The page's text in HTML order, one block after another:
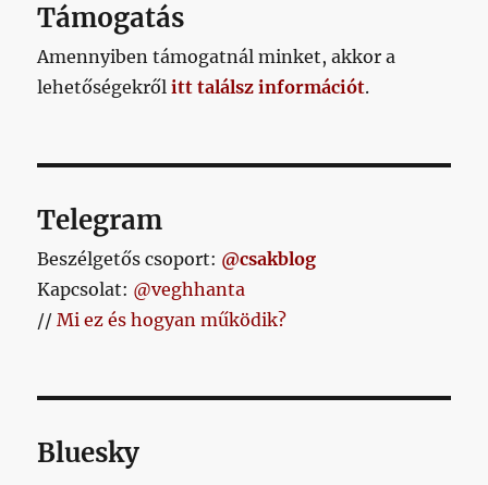
Támogatás
Amennyiben támogatnál minket, akkor a
lehetőségekrőlitt találsz információt.
Telegram
Beszélgetős csoport: @csakblog
Kapcsolat: @veghhanta
//Mi ez és hogyan működik?
Bluesky